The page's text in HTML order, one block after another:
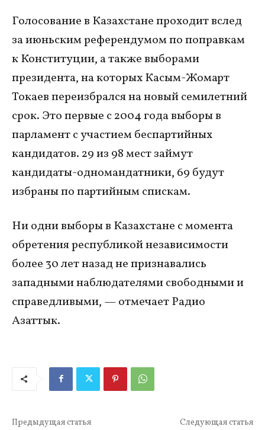
Голосование в Казахстане проходит вслед
за июньским референдумом по поправкам
к Конституции, а также выборами
президента, на которых Касым-Жомарт
Токаев переизбрался на новый семилетний
срок. Это первые с 2004 года выборы в
парламент с участием беспартийных
кандидатов. 29 из 98 мест займут
кандидаты-одномандатники, 69 будут
избраны по партийным спискам.
Ни одни выборы в Казахстане с момента
обретения республикой независимости
более 30 лет назад не признавались
западными наблюдателями свободными и
справедливыми, — отмечает Радио
Азаттык.
Предыдущая статья Следующая статья